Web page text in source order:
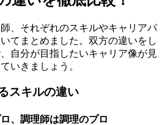
、それぞれのスキルやキャリアパ
てまとめました。双方の違いをし
自分が目指したいキャリア像が見
いきましょう。
スキルの違い
、調理師は調理のプロ